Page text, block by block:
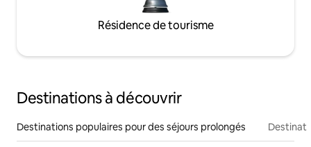
Résidence de tourisme
Destinations à découvrir
Destinations populaires pour des séjours prolongés